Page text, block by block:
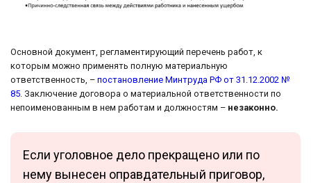
Основной документ, регламентирующий перечень работ, к
которым можно применять полную материальную
ответственность, – постановление Минтруда РФ от 31.12.2002 №
85. Заключение договора о материальной ответственности по
непоименованным в нем работам и должностям – незаконно.
Если уголовное дело прекращено или по
нему вынесен оправдательный приговор,